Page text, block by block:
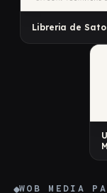
Libreria de
WOB MEDIA